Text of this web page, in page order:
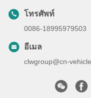
โทรศัพท์
0086-18995979503
อีเมล
clwgroup@cn-